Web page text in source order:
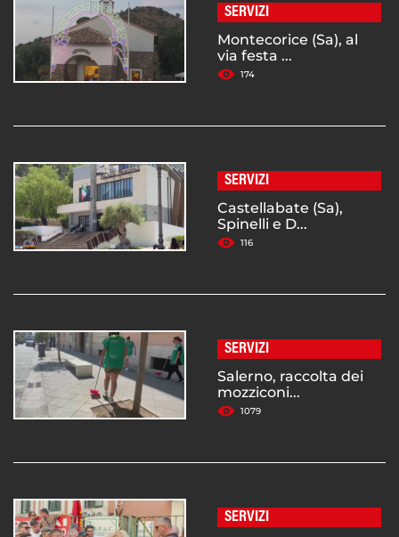
SERVIZI
Montecorice (Sa), al
via festa ...
174
SERVIZI
Castellabate (Sa),
Spinelli e D...
116
SERVIZI
Salerno, raccolta dei
mozziconi...
1079
SERVIZI